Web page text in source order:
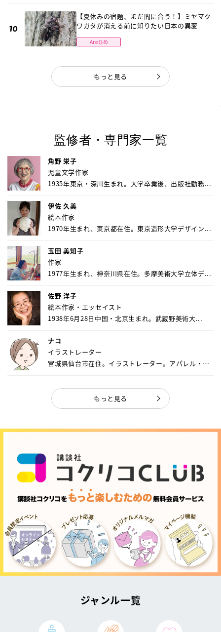
【夏休みの宿題、まだ間に合う！】ミヤマク
ワガタが消える前に知りたい日本の異変
Aneひめ
もっと見る
監修者・専門家一覧
角野 栄子
児童文学作家
1935年東京・深川生まれ。大学卒業後、出版社勤務...
伊佐 久美
絵本作家
1970年生まれ、東京都在住。東京造形大学デザイン...
玉田 美知子
作家
1977年生まれ、神奈川県在住。多摩美術大学立体デ...
佐野 洋子
絵本作家・エッセイスト
1938年6月28日中国・北京生まれ。武蔵野美術大...
ナコ
イラストレーター
宮城県仙台市在住。イラストレーター。アパレル・キ
もっと見る
ジャンル一覧